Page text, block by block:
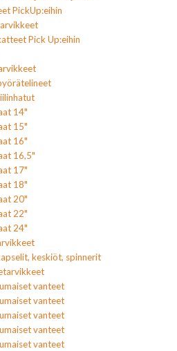
PickUp:eihin
Pick Up:eihin
14"
15"
16"
16,5"
17"
18"
20"
22"
24"
keskiöt, spinnerit
vanteet
vanteet
vanteet
vanteet
vanteet